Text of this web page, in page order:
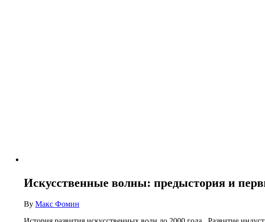
Искусственные волны: предыстория и
By Макс Фомин